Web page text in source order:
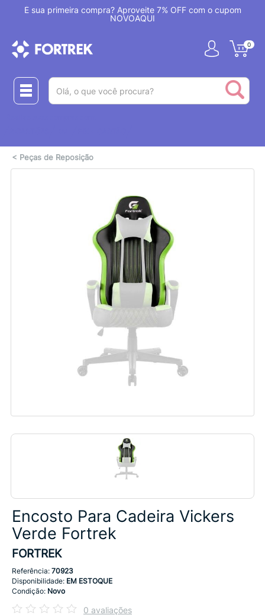
É sua primeira compra? Aproveite 7% OFF com o cupom
NOVOAQUI
0
< Peças de Reposição
Encosto Para Cadeira Vickers
Verde Fortrek
FORTREK
Referência: 70923
Disponibilidade: EM ESTOQUE
Condição: Novo
0 avaliações